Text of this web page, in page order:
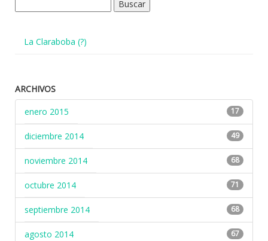
La Claraboba (?)
ARCHIVOS
enero 2015
17
diciembre 2014 49
noviembre 2014 68
octubre 2014 71
septiembre 2014 68
agosto 2014 67